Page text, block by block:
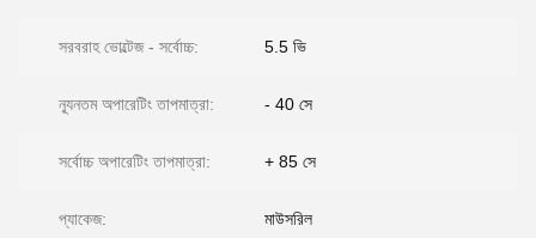
সরবরাহ ভোল্টেজ - সর্বোচ্চ: 5.5 ভি
ন্যূনতম অপারেটিং তাপমাত্রা: - 40 সে
সর্বোচ্চ অপারেটিং তাপমাত্রা: + 85 সে
প্যাকেজ: মাউসরিল